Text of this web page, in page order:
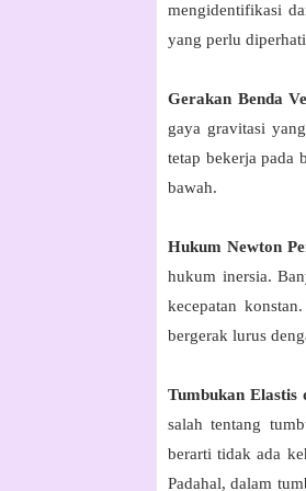
mengidentifikasi
yang perlu
Gerakan Benda
gaya gravitasi
tetap bekerja pada
bawah.
Hukum Newton
hukum inersia.
kecepatan
bergerak lurus
Tumbukan Elastis
salah tentang
berarti tidak ada
Padahal, dalam